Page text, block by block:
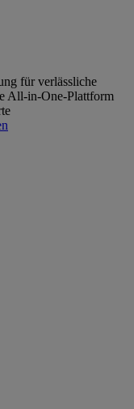
für verlässliche
All-in-One-Plattform